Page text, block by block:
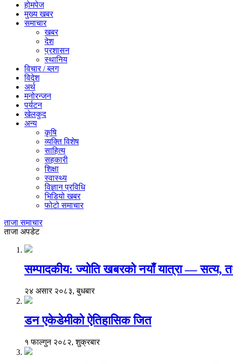
होमपेज
मुख्य खबर
समाचार
खबर
देश
प्रशासन
स्थानिय
विचार / ब्लग
विदेश
अर्थ
मनोरन्जन
पर्यटन
खेलकुद
अन्य
कृषि
व्यक्ति विशेष
साहित्य
सहकारी
शिक्षा
स्वास्थ्य
विज्ञान प्रविधि
भिडियो खबर
फोटो समाचार
ताजा समाचार
ताजा अपडेट
सम्पादकीय: ज्योति खबरको नयाँ यात्रा — सत्य,
२४ असार २०८३, बुधबार
डन एकेडेमीको ऐतिहासिक जित
१ फाल्गुन २०८२, शुक्रबार